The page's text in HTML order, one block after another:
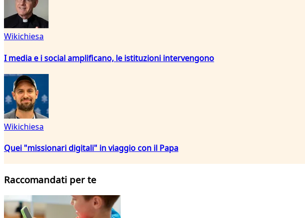
Wikichiesa
I media e i social amplificano, le istituzioni intervengono
Wikichiesa
Quei "missionari digitali" in viaggio con il Papa
Raccomandati per te